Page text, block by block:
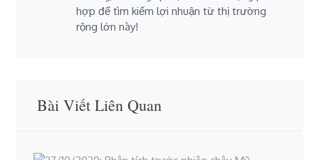
hợp để tìm kiếm lợi nhuận từ thị trường
rộng lớn này!
Bài Viết Liên Quan